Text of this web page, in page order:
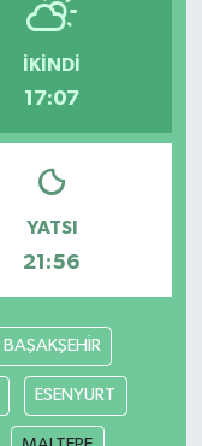
İKINDI
17:07
YATSI
21:56
BAŞAKŞEHİR
ESENYURT